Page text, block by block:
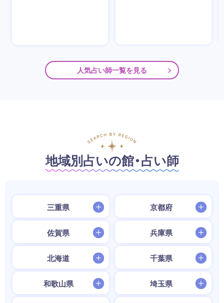
人気占い師一覧を見る
地域別占いの館・占い師
三重県 京都府
佐賀県 兵庫県
北海道 千葉県
和歌山県 埼玉県